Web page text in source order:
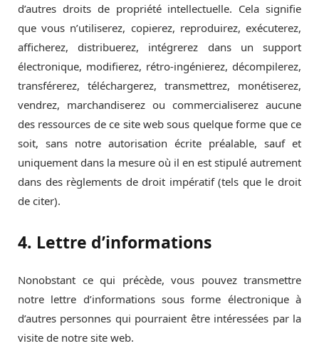
d’autres droits de propriété intellectuelle. Cela signifie
que vous n’utiliserez, copierez, reproduirez, exécuterez,
afficherez, distribuerez, intégrerez dans un support
électronique, modifierez, rétro-ingénierez, décompilerez,
transférerez, téléchargerez, transmettrez, monétiserez,
vendrez, marchandiserez ou commercialiserez aucune
des ressources de ce site web sous quelque forme que ce
soit, sans notre autorisation écrite préalable, sauf et
uniquement dans la mesure où il en est stipulé autrement
dans des règlements de droit impératif (tels que le droit
de citer).
4. Lettre d’informations
Nonobstant ce qui précède, vous pouvez transmettre
notre lettre d’informations sous forme électronique à
d’autres personnes qui pourraient être intéressées par la
visite de notre site web.